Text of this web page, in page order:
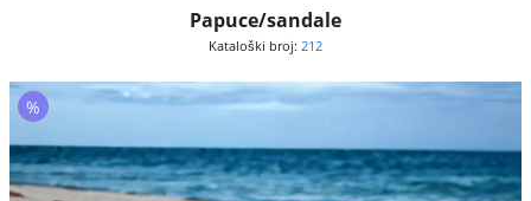
Papuce/sandale
Kataloški broj: 212
%